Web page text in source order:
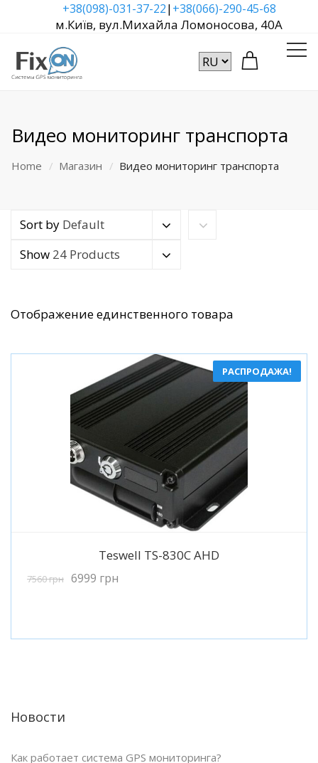
+38(098)-031-37-22|+38(066)-290-45-68
м.Київ, вул.Михайла Ломоносова, 40А
Видео мониторинг транспорта
Home Магазин Видео мониторинг транспорта
Sort by Default
Show 24 Products
Отображение единственного товара
РАСПРОДАЖА!
Подробнее
Teswell TS-830C AHD
7560грн 6999 грн
Новости
Как работает система GPS мониторинга?